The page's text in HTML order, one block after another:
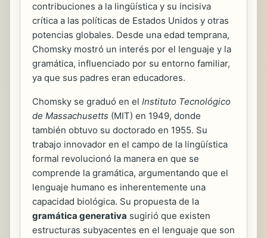
contribuciones a la lingüística y su incisiva
crítica a las políticas de Estados Unidos y otras
potencias globales. Desde una edad temprana,
Chomsky mostró un interés por el lenguaje y la
gramática, influenciado por su entorno familiar,
ya que sus padres eran educadores.
Chomsky se graduó en el Instituto Tecnológico
de Massachusetts (MIT) en 1949, donde
también obtuvo su doctorado en 1955. Su
trabajo innovador en el campo de la lingüística
formal revolucionó la manera en que se
comprende la gramática, argumentando que el
lenguaje humano es inherentemente una
capacidad biológica. Su propuesta de la
gramática generativa sugirió que existen
estructuras subyacentes en el lenguaje que son